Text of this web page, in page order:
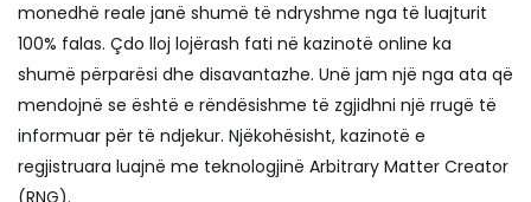
monedhë reale janë shumë të ndryshme nga të luajturit
100% falas. Çdo lloj lojërash fati në kazinotë online ka
shumë përparësi dhe disavantazhe. Unë jam një nga ata që
mendojnë se është e rëndësishme të zgjidhni një rrugë të
informuar për të ndjekur. Njëkohësisht, kazinotë e
regjistruara luajnë me teknologjinë Arbitrary Matter Creator